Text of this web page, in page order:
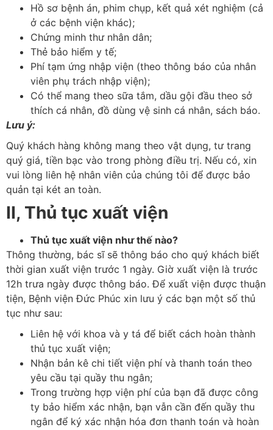
Hồ sơ bệnh án, phim chụp, kết quả xét nghiệm (cả
ở các bệnh viện khác);
Chứng minh thư nhân dân;
Thẻ bảo hiểm y tế;
Phí tạm ứng nhập viện (theo thông báo của nhân
viên phụ trách nhập viện);
Có thể mang theo sữa tắm, dầu gội đầu theo sở
thích cá nhân, đồ dùng vệ sinh cá nhân, sách báo.
Lưu ý:
Quý khách hàng không mang theo vật dụng, tư trang
quý giá, tiền bạc vào trong phòng điều trị. Nếu có, xin
vui lòng liên hệ nhân viên của chúng tôi để được bảo
quản tại két an toàn.
II, Thủ tục xuất viện
Thủ tục xuất viện như thế nào?
Thông thường, bác sĩ sẽ thông báo cho quý khách biết
thời gian xuất viện trước 1 ngày. Giờ xuất viện là trước
12h trưa ngày được thông báo. Để xuất viện được thuận
tiện, Bệnh viện Đức Phúc xin lưu ý các bạn một số thủ
tục như sau:
Liên hệ với khoa và y tá để biết cách hoàn thành
thủ tục xuất viện;
Nhận bản kê chi tiết viện phí và thanh toán theo
yêu cầu tại quầy thu ngân;
Trong trường hợp viện phí của bạn đã được công
ty bảo hiểm xác nhận, bạn vẫn cần đến quầy thu
ngân để ký xác nhận hóa đơn thanh toán và hoàn